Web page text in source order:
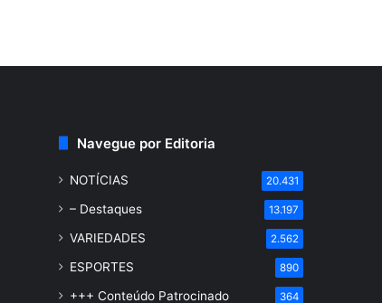
Navegue por Editoria
NOTÍCIAS 20.431
– Destaques 13.197
VARIEDADES 2.562
ESPORTES 890
+++ Conteúdo Patrocinado 364